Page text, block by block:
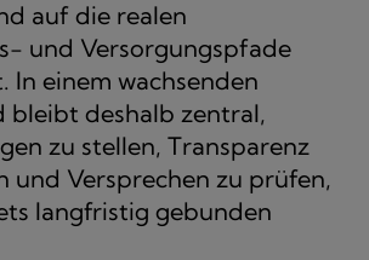
auf die realen
und Versorgungspfade
In einem wachsenden
bleibt deshalb zentral,
zu stellen, Transparenz
und Versprechen zu prüfen,
langfristig gebunden